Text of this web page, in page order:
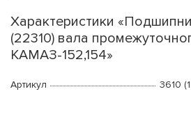
Характеристики
(22310) вала
КАМАЗ-152,154»
Артикул 3610